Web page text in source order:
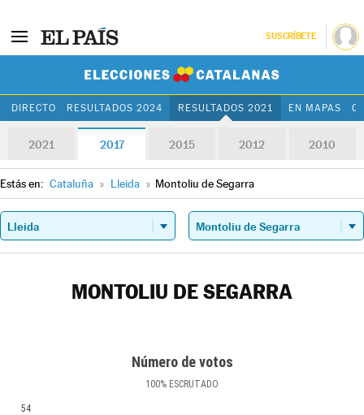
SUSCRÍBETE
DIRECTO RESULTADOS 2024 RESULTADOS 2021 EN MAPAS
2021 2017 2015 2012 2010
Estás en: Cataluña » Lleida » Montoliu de Segarra
MONTOLIU DE SEGARRA
Número de votos
100% ESCRUTADO
54